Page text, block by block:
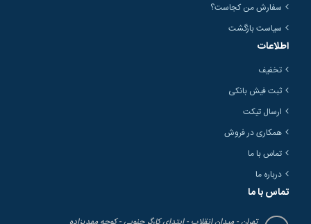
سفارش من کجاست؟
سیاست بازگشت
اطلاعات
تخفیف
ثبت فیش بانکی
ارسال تیکت
همکاری در فروش
تماس با ما
درباره ما
تماس با ما